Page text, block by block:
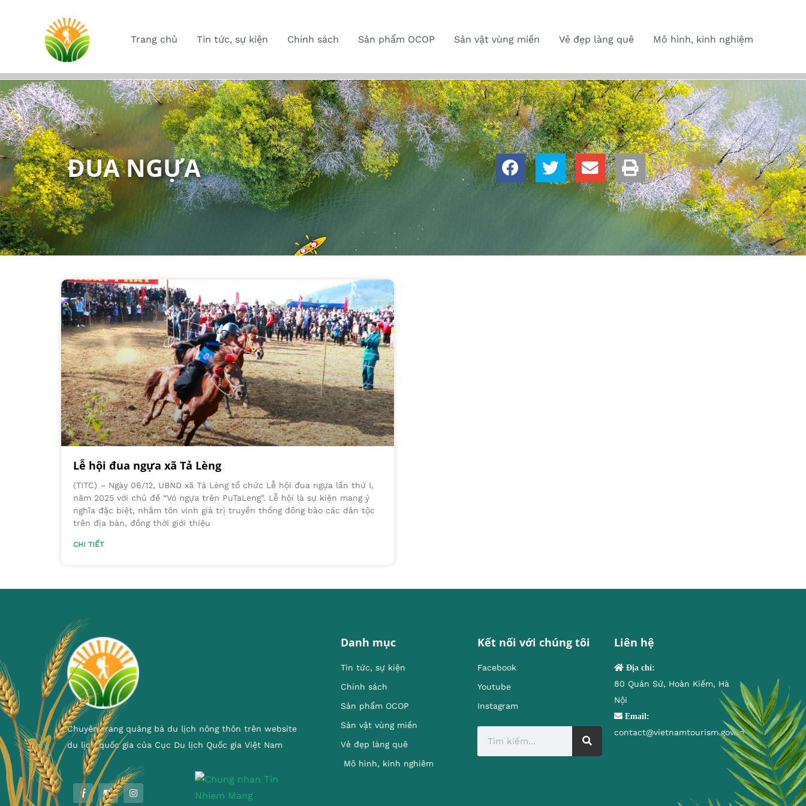
Trang chủ Tin tức, sự kiện Chính sách Sản phẩm OCOP Sản vật vùng miền Vẻ đẹp làng quê Mô hình, kinh nghiệm
ĐUA NGỰA
Lễ hội đua ngựa xã Tả Lèng
(TITC) – Ngày 06/12, UBND xã Tả Lèng tổ chức Lễ hội đua ngựa lần thứ I,
năm 2025 với chủ đề “Vó ngựa trên PuTaLeng”. Lễ hội là sự kiện mang ý
nghĩa đặc biệt, nhằm tôn vinh giá trị truyền thống đồng bào các dân tộc
trên địa bàn, đồng thời giới thiệu
CHI TIẾT
Chuyên trang quảng bá du lịch nông thôn trên website
du lịch quốc gia của Cục Du lịch Quốc gia Việt Nam
Danh mục
Tin tức, sự kiện
Chính sách
Sản phẩm OCOP
Sản vật vùng miền
Vẻ đẹp làng quê
Mô hình, kinh nghiêm
Kết nối với chúng tôi
Facebook
Youtube
Instagram
Liên hệ
Địa chỉ:
80 Quán Sứ, Hoàn Kiếm, Hà
Nội
Email:
contact@vietnamtourism.gov.vn